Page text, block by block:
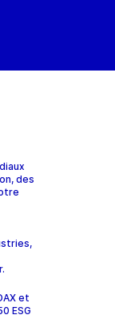
des
et
ESG